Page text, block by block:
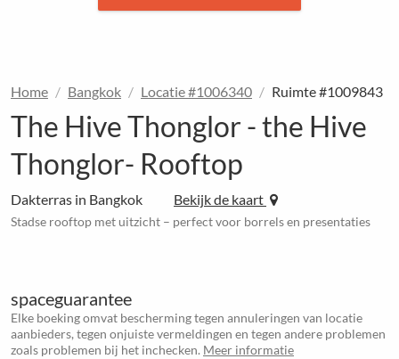
Home Bangkok Locatie #1006340 Ruimte #1009843
The Hive Thonglor - the Hive
Thonglor- Rooftop
Dakterras in Bangkok Bekijk de kaart
Stadse rooftop met uitzicht – perfect voor borrels en presentaties
spaceguarantee
Elke boeking omvat bescherming tegen annuleringen van locatie
aanbieders, tegen onjuiste vermeldingen en tegen andere problemen
zoals problemen bij het inchecken. Meer informatie